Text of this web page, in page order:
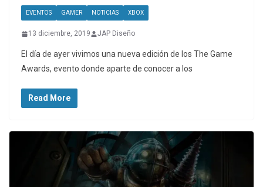
EVENTOS GAMER NOTICIAS XBOX
13 diciembre, 2019 JAP Diseño
El día de ayer vivimos una nueva edición de los The Game
Awards, evento donde aparte de conocer a los
Read More